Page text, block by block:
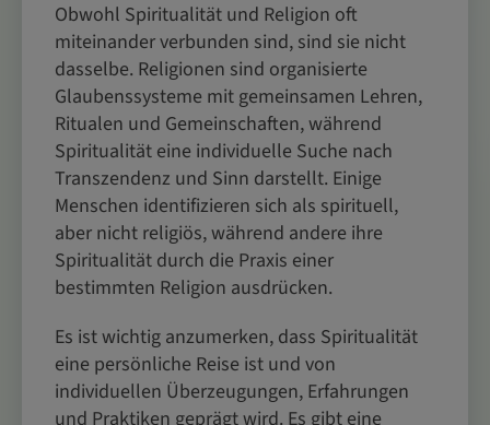
Obwohl Spiritualität und Religion oft
miteinander verbunden sind, sind sie nicht
dasselbe. Religionen sind organisierte
Glaubenssysteme mit gemeinsamen Lehren,
Ritualen und Gemeinschaften, während
Spiritualität eine individuelle Suche nach
Transzendenz und Sinn darstellt. Einige
Menschen identifizieren sich als spirituell,
aber nicht religiös, während andere ihre
Spiritualität durch die Praxis einer
bestimmten Religion ausdrücken.
Es ist wichtig anzumerken, dass Spiritualität
eine persönliche Reise ist und von
individuellen Überzeugungen, Erfahrungen
und Praktiken geprägt wird. Es gibt eine